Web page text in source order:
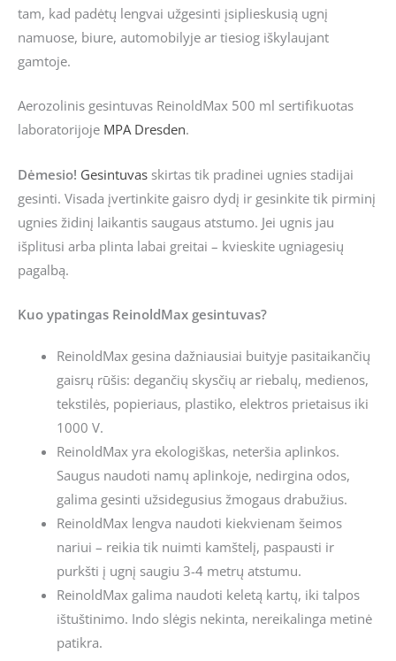
tam, kad padėtų lengvai užgesinti įsiplieskusią ugnį
namuose, biure, automobilyje ar tiesiog iškylaujant
gamtoje.
Aerozolinis gesintuvas ReinoldMax 500 ml sertifikuotas
laboratorijoje MPA Dresden.
Dėmesio! Gesintuvas skirtas tik pradinei ugnies stadijai
gesinti. Visada įvertinkite gaisro dydį ir gesinkite tik pirminį
ugnies židinį laikantis saugaus atstumo. Jei ugnis jau
išplitusi arba plinta labai greitai – kvieskite ugniagesių
pagalbą.
Kuo ypatingas ReinoldMax gesintuvas?
ReinoldMax gesina dažniausiai buityje pasitaikančių
gaisrų rūšis: degančių skysčių ar riebalų, medienos,
tekstilės, popieriaus, plastiko, elektros prietaisus iki
1000 V.
ReinoldMax yra ekologiškas, neteršia aplinkos.
Saugus naudoti namų aplinkoje, nedirgina odos,
galima gesinti užsidegusius žmogaus drabužius.
ReinoldMax lengva naudoti kiekvienam šeimos
nariui – reikia tik nuimti kamštelį, paspausti ir
purkšti į ugnį saugiu 3-4 metrų atstumu.
ReinoldMax galima naudoti keletą kartų, iki talpos
ištuštinimo. Indo slėgis nekinta, nereikalinga metinė
patikra.